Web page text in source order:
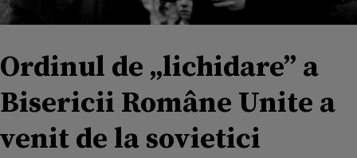
Ordinul de „lichidare” a
Bisericii Române Unite a
venit de la sovietici